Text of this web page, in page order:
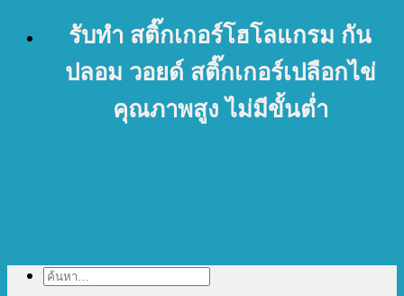
รับทำ สติ๊กเกอร์โฮโลแกรม กัน
ปลอม วอยด์ สติ๊กเกอร์เปลือกไข่
คุณภาพสูง ไม่มีขั้นต่ำ
ค้นหา: